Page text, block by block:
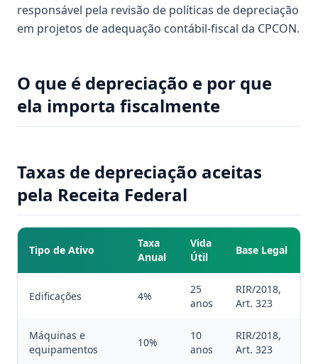
responsável pela revisão de políticas de depreciação
em projetos de adequação contábil-fiscal da CPCON.
O que é depreciação e por que
ela importa fiscalmente
Taxas de depreciação aceitas
pela Receita Federal
Tipo de Ativo
Taxa
Anual
Vida
Útil
Base Legal
Edificações 4%
25
anos
RIR/2018,
Art. 323
Máquinas e
equipamentos
10%
10
anos
RIR/2018,
Art. 323